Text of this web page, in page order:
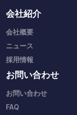
会社紹介
会社概要
ニュース
採用情報
お問い合わせ
お問い合わせ
FAQ